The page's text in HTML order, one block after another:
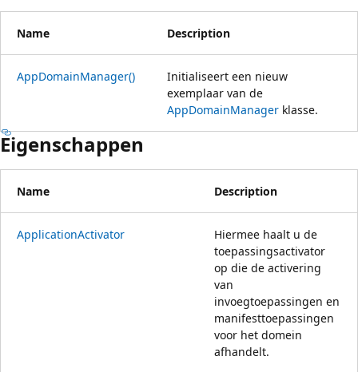
Name Description
AppDomainManager()
Initialiseert een nieuw
exemplaar van de
AppDomainManager klasse.
Eigenschappen
Name Description
ApplicationActivator
Hiermee haalt u de
toepassingsactivator
op die de activering
van
invoegtoepassingen en
manifesttoepassingen
voor het domein
afhandelt.